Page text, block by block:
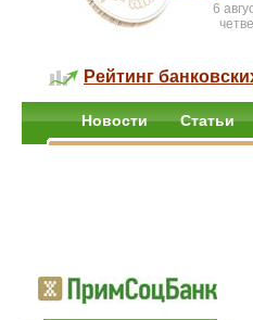
6
Рейтинг
Новости Статьи